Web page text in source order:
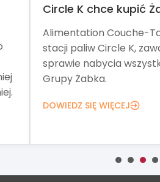
Circle K chce kupić
Alimentation Couche-
stacji paliw Circle K,
sprawie nabycia
Grupy Żabka.
DOWIEDZ SIĘ WIĘCEJ